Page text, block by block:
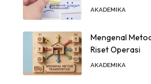
AKADEMIKA
Mengenal
Riset Operasi
AKADEMIKA